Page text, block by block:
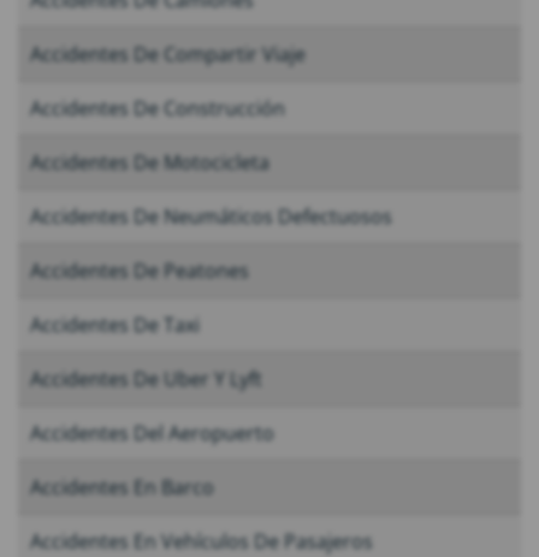
Accidentes De Compartir Viaje
Accidentes De Construcción
Accidentes De Motocicleta
Accidentes De Neumáticos Defectuosos
Accidentes De Peatones
Accidentes De Taxi
Accidentes De Uber Y Lyft
Accidentes Del Aeropuerto
Accidentes En Barco
Accidentes En Vehículos De Pasajeros